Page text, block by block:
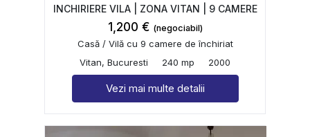
INCHIRIERE VILA | ZONA VITAN | 9 CAMERE
1,200 € (negociabil)
Casă / Vilă cu 9 camere de închiriat
Vitan, Bucuresti
240 mp 2000
Vezi mai multe detalii